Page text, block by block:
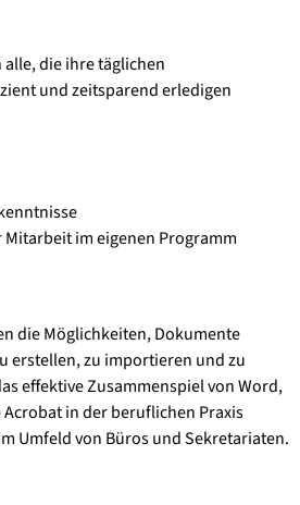
die ihre täglichen
und zeitsparend erledigen
im eigenen Programm
die Möglichkeiten, Dokumente
erstellen, zu importieren und zu
effektive Zusammenspiel von Word,
in der beruflichen Praxis
Umfeld von Büros und Sekretariaten.